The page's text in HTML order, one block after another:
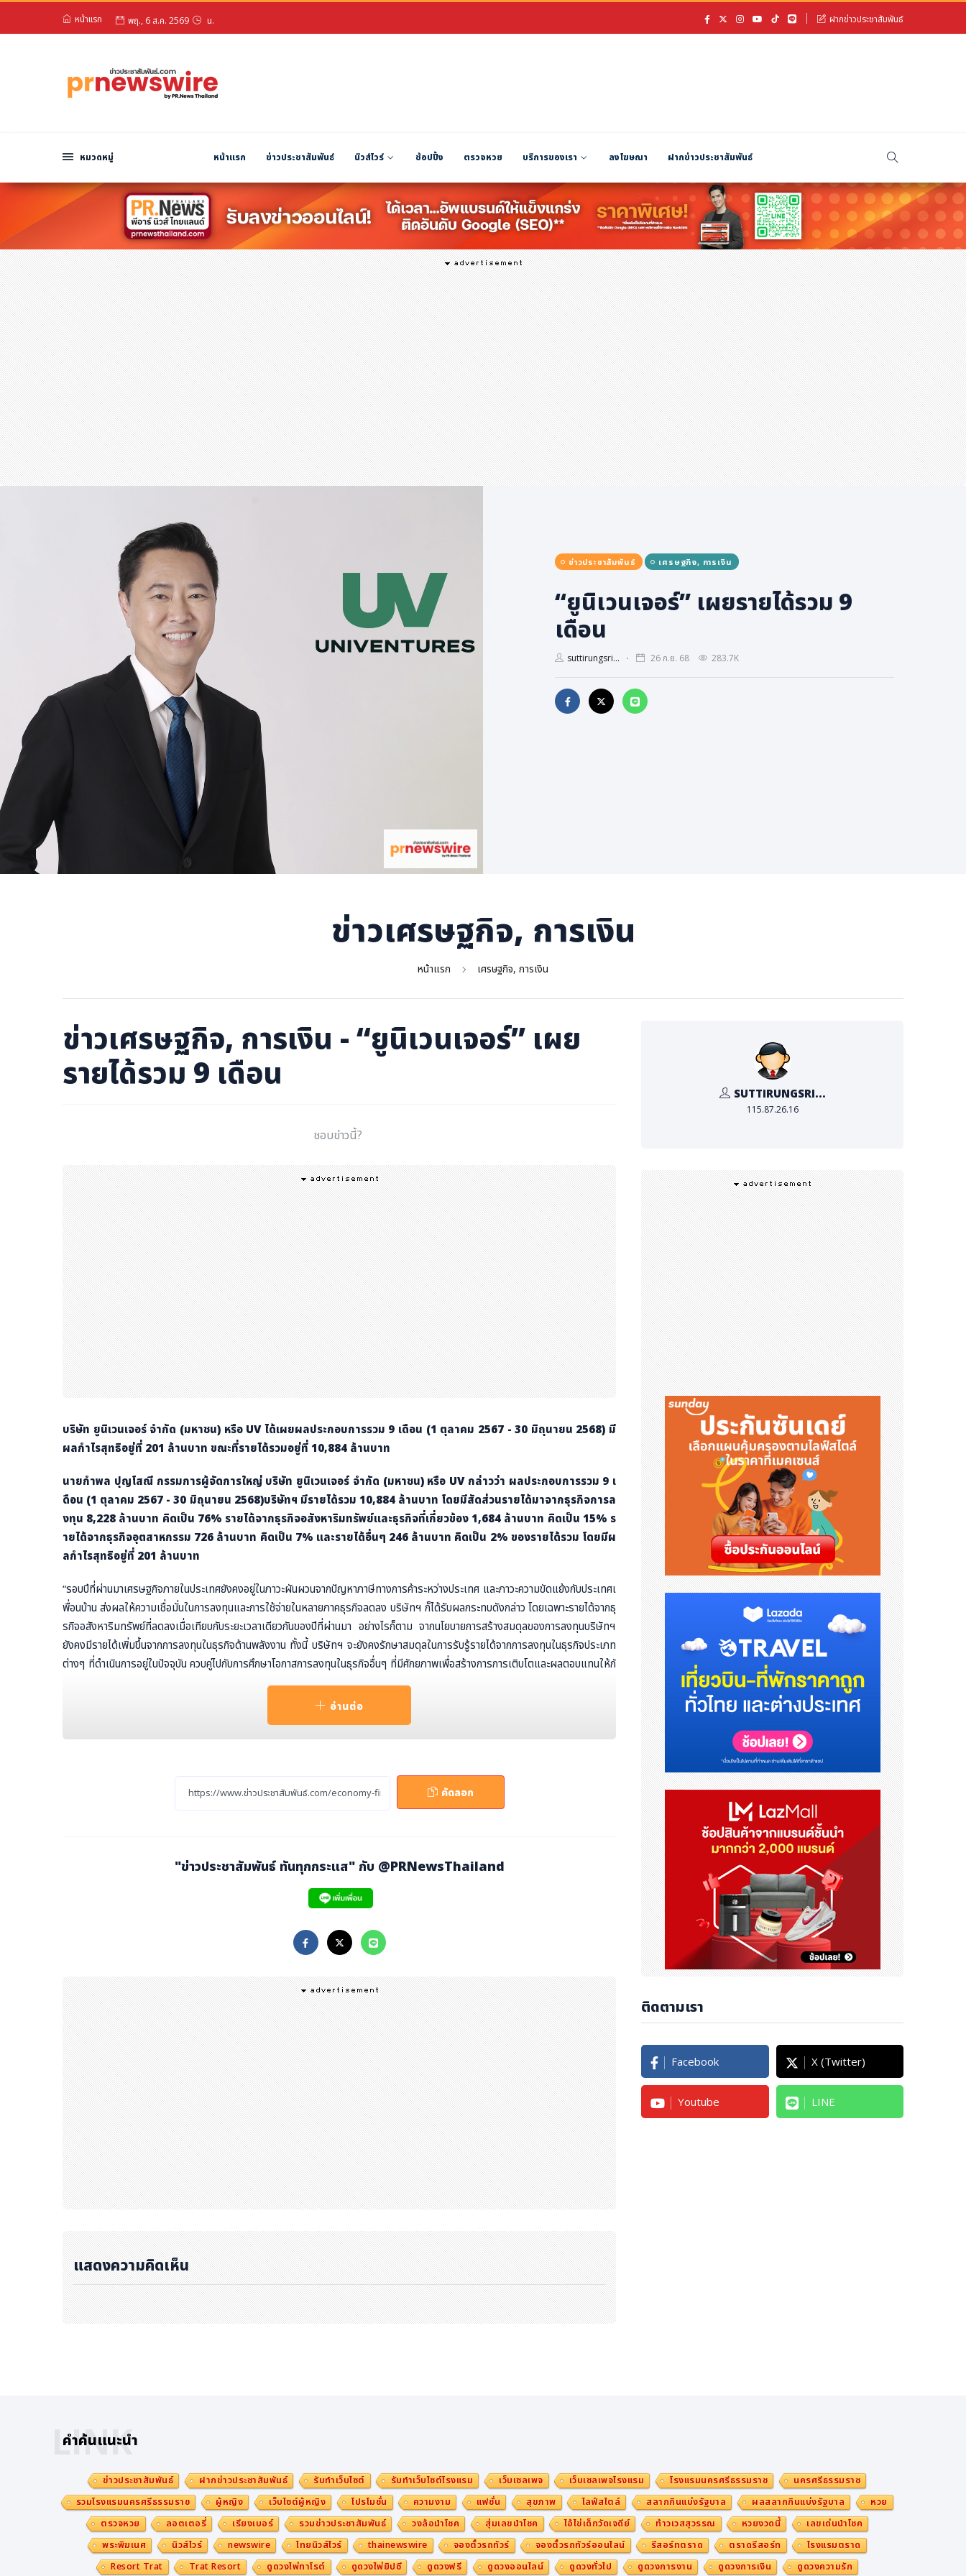
หมวดหมู่
สินค้า, บริการ
บันเทิง
นักแสดง, นักร้อง, โมเดล
อินฟลูเอนเซอร์
ไลฟ์สไตล์
ความงาม
แฟชั่น
สุขภาพ
กีฬา
อาหาร, เครื่องดื่ม
ท่องเที่ยว
โรงแรม, ที่พัก
บ้าน, คอนโด, อสังหาฯ
ประกัน
ราชการ, รัฐวิสาหกิจ
ธุรกิจ, สังคม
เศรษฐกิจ, การเงิน
การงาน, อาชีพ
กิจกรรม
หน้าแรก
พฤ., 6 ส.ค. 2569
น.
สวัสดียามเย็น!
ฝากข่าวประชาสัมพันธ์
หมวดหมู่ หน้าแรก ข่าวประชาสัมพันธ์ นิวส์ไวร์ ช้อปปิ้ง ตรวจหวย บริการของเรา ลงโฆษณา ฝากข่าวประชาสัมพันธ์
ข่าวประชาสัมพันธ์ เศรษฐกิจ, การเงิน
“ยูนิเวนเจอร์” เผยรายได้รวม 9
เดือน
suttirungsri... 26 ก.ย. 68 283.7K
ข่าวเศรษฐกิจ, การเงิน
หน้าแรก เศรษฐกิจ, การเงิน
ข่าวเศรษฐกิจ, การเงิน - “ยูนิเวนเจอร์” เผย
รายได้รวม 9 เดือน
ชอบข่าวนี้?
บริษัท ยูนิเวนเจอร์ จำกัด (มหาชน) หรือ UV ได้เผยผลประกอบการรวม 9 เดือน (1 ตุลาคม 2567 - 30 มิถุนายน 2568) มี
ผลกำไรสุทธิอยู่ที่ 201 ล้านบาท ขณะที่รายได้รวมอยู่ที่ 10,884 ล้านบาท
นายกำพล ปุญโสณี กรรมการผู้จัดการใหญ่ บริษัท ยูนิเวนเจอร์ จำกัด (มหาชน) หรือ UV กล่าวว่า ผลประกอบการรวม 9 เ
ดือน (1 ตุลาคม 2567 - 30 มิถุนายน 2568)บริษัทฯ มีรายได้รวม 10,884 ล้านบาท โดยมีสัดส่วนรายได้มาจากธุรกิจการล
งทุน 8,228 ล้านบาท คิดเป็น 76% รายได้จากธุรกิจอสังหาริมทรัพย์และธุรกิจที่เกี่ยวข้อง 1,684 ล้านบาท คิดเป็น 15% ร
ายได้จากธุรกิจอุตสาหกรรม 726 ล้านบาท คิดเป็น 7% และรายได้อื่นๆ 246 ล้านบาท คิดเป็น 2% ของรายได้รวม โดยมีผ
ลกำไรสุทธิอยู่ที่ 201 ล้านบาท
“รอบปีที่ผ่านมาเศรษฐกิจภายในประเทศยังคงอยู่ในภาวะผันผวนจากปัญหาภาษีทางการค้าระหว่างประเทศ และภาวะความขัดแย้งกับประเทศเ
พื่อนบ้าน ส่งผลให้ความเชื่อมั่นในการลงทุนและการใช้จ่ายในหลายภาคธุรกิจลดลง บริษัทฯ ก็ได้รับผลกระทบดังกล่าว โดยเฉพาะรายได้จากธุ
รกิจอสังหาริมทรัพย์ที่ลดลงเมื่อเทียบกับระยะเวลาเดียวกันของปีที่ผ่านมา อย่างไรก็ตาม จากนโยบายการสร้างสมดุลของการลงทุนบริษัทฯ
ยังคงมีรายได้เพิ่มขึ้นจากการลงทุนในธุรกิจด้านพลังงาน ทั้งนี้ บริษัทฯ จะยังคงรักษาสมดุลในการรับรู้รายได้จากการลงทุนในธุรกิจประเภท
ต่างๆ ที่ดำเนินการอยู่ในปัจจุบัน ควบคู่ไปกับการศึกษาโอกาสการลงทุนในธุรกิจอื่นๆ ที่มีศักยภาพเพื่อสร้างการการเติบโตและผลตอบแทนให้กั
อ่านต่อ
คัดลอก
"ข่าวประชาสัมพันธ์ ทันทุกกระแส" กับ @PRNewsThailand
แสดงความคิดเห็น
SUTTIRUNGSRI...
115.87.26.16
ติดตามเรา
Facebook X (Twitter)
Youtube LINE
คำค้นแนะนำ
LINK
ข่าวประชาสัมพันธ์ ฝากข่าวประชาสัมพันธ์ รับทำเว็บไซต์ รับทำเว็บไซต์โรงแรม เว็บเซลเพจ เว็บเซลเพจโรงแรม โรงแรมนครศรีธรรมราช
นครศรีธรรมราช
รวมโรงแรมนครศรีธรรมราช
ผู้หญิง เว็บไซต์ผู้หญิง โปรโมชั่น ความงาม แฟชั่น สุขภาพ ไลฟ์สไตล์ สลากกินแบ่งรัฐบาล ผลสลากกินแบ่งรัฐบาล
หวย
ตรวจหวย
ลอตเตอรี่ เรียงเบอร์ รวมข่าวประชาสัมพันธ์ วงล้อนำโชค สุ่มเลขนำโชค ไอ้ไข่เด็กวัดเจดีย์ ท้าวเวสสุวรรณ หวยงวดนี้
เลขเด่นนำโชค
พระพิฆเนศ
นิวส์ไวร์ newswire ไทยนิวส์ไวร์ thainewswire จองตั๋วรถทัวร์ จองตั๋วรถทัวร์ออนไลน์ รีสอร์ทตราด ตราดรีสอร์ท
โรงแรมตราด
Resort Trat
Trat Resort ดูดวงไพ่ทาโรต์ ดูดวงไพ่ยิปซี ดูดวงฟรี ดูดวงออนไลน์ ดูดวงทั่วไป ดูดวงการงาน ดูดวงการเงิน ดูดวงความรัก